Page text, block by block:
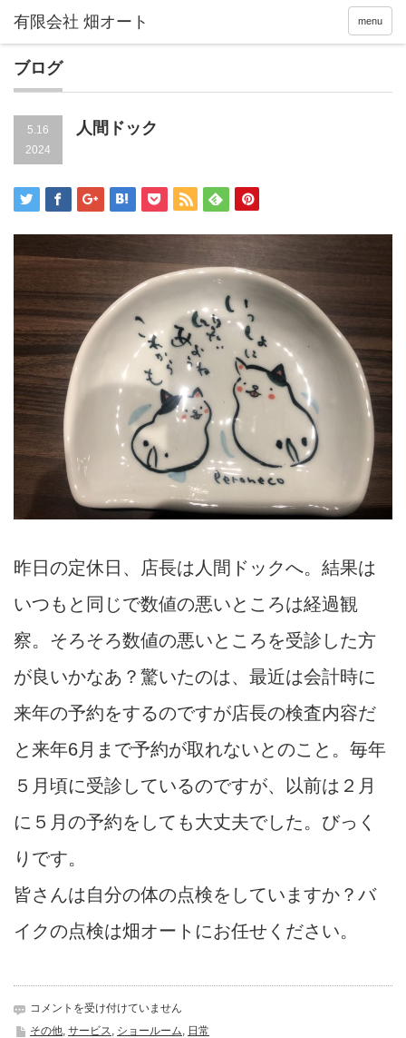
menu
ブログ
5.16
2024
人間ドック
昨日の定休日、店長は人間ドックへ。結果は
いつもと同じで数値の悪いところは経過観
察。そろそろ数値の悪いところを受診した方
が良いかなあ？驚いたのは、最近は会計時に
来年の予約をするのですが店長の検査内容だ
と来年6月まで予約が取れないとのこと。毎年
５月頃に受診しているのですが、以前は２月
に５月の予約をしても大丈夫でした。びっく
りです。
皆さんは自分の体の点検をしていますか？バ
イクの点検は畑オートにお任せください。
人
間
コメントを受け付けていません
その他 サービス ショールーム 日常